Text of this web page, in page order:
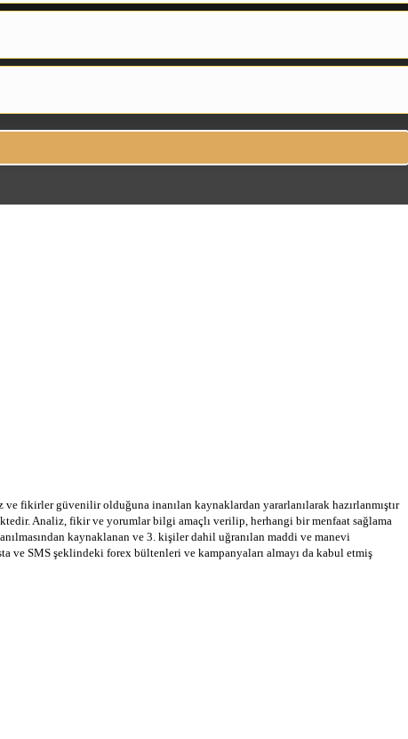
fikirler güvenilir olduğuna inanılan kaynaklardan yararlanılarak hazırlanmıştır
Analiz, fikir ve yorumlar bilgi amaçlı verilip, herhangi bir menfaat sağlama
kaynaklanan ve 3. kişiler dahil uğranılan maddi ve manevi
ve SMS şeklindeki forex bültenleri ve kampanyaları almayı da kabul etmiş